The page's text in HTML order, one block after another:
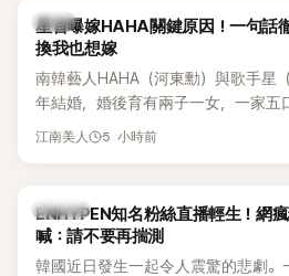
韓星
星首曝嫁HAHA關鍵原因！一句話
換我也想嫁
南韓藝人HAHA（河東勳）與歌手星
年結婚，婚後育有兩子一女，一家五
國演藝圈公認的模範夫妻。近日，星
江南美人 5 小時前
K-POP
ENHYPEN知名粉絲直播輕生！網
喊：請不要再揣測
韓國近日發生一起令人震驚的悲劇。